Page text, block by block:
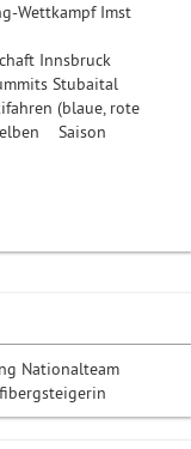
Nationalteam
Imst
Innsbruck
Stubaital
(blaue, rote
Saison